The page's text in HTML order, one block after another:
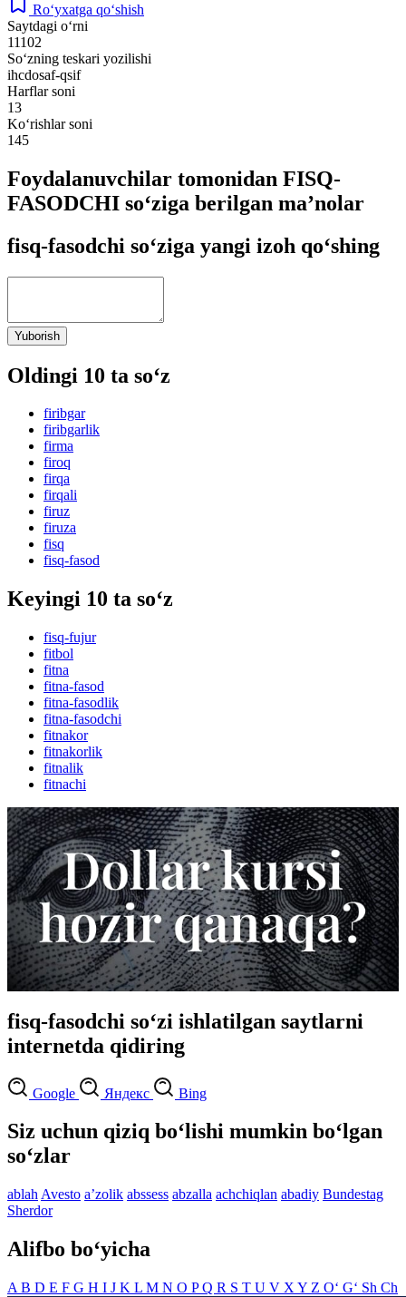
Ro‘yxatga qo‘shish
Saytdagi o‘rni
11102
So‘zning teskari yozilishi
ihcdosaf-qsif
Harflar soni
13
Ko‘rishlar soni
145
Foydalanuvchilar tomonidan FISQ-
FASODCHI so‘ziga berilgan ma’nolar
fisq-fasodchi so‘ziga yangi izoh qo‘shing
Yuborish
Oldingi 10 ta so‘z
firibgar
firibgarlik
firma
firoq
firqa
firqali
firuz
firuza
fisq
fisq-fasod
Keyingi 10 ta so‘z
fisq-fujur
fitbol
fitna
fitna-fasod
fitna-fasodlik
fitna-fasodchi
fitnakor
fitnakorlik
fitnalik
fitnachi
fisq-fasodchi so‘zi ishlatilgan saytlarni
internetda qidiring
Google Яндекс Bing
Siz uchun qiziq bo‘lishi mumkin bo‘lgan
so‘zlar
ablah Avesto aʼzolik abssess abzalla achchiqlan abadiy Bundestag
Sherdor
Alifbo bo‘yicha
A B D E F G H I J K L M N O PQ R S T U V X Y Z O‘ G‘ Sh Ch